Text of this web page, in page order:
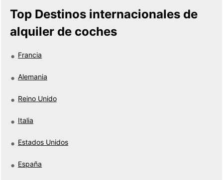
Top Destinos internacionales de
alquiler de coches
Francia
Alemania
Reino Unido
Italia
Estados Unidos
España